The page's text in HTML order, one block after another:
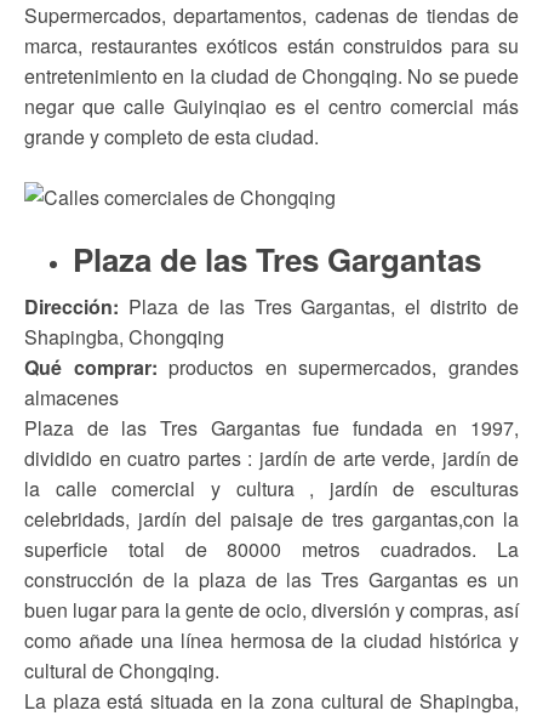
Supermercados, departamentos, cadenas de tiendas de
marca, restaurantes exóticos están construidos para su
entretenimiento en la ciudad de Chongqing. No se puede
negar que calle Guiyinqiao es el centro comercial más
grande y completo de esta ciudad.
Plaza de las Tres Gargantas
Dirección: Plaza de las Tres Gargantas, el distrito de
Shapingba, Chongqing
Qué comprar: productos en supermercados, grandes
almacenes
Plaza de las Tres Gargantas fue fundada en 1997,
dividido en cuatro partes : jardín de arte verde, jardín de
la calle comercial y cultura , jardín de esculturas
celebridads, jardín del paisaje de tres gargantas,con la
superficie total de 80000 metros cuadrados. La
construcción de la plaza de las Tres Gargantas es un
buen lugar para la gente de ocio, diversión y compras, así
como añade una línea hermosa de la ciudad histórica y
cultural de Chongqing.
La plaza está situada en la zona cultural de Shapingba,